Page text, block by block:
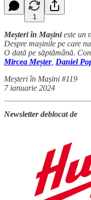
1
Meșteri în Mașinieste un
Despre mașinile pe care
O dată pe săptămână.
Mircea Meșter, Daniel
Meșteri în Mașini #119
7 ianuarie 2024
Newsletter deblocat de